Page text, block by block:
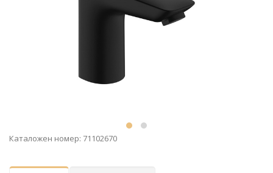
Каталожен номер: 71102670